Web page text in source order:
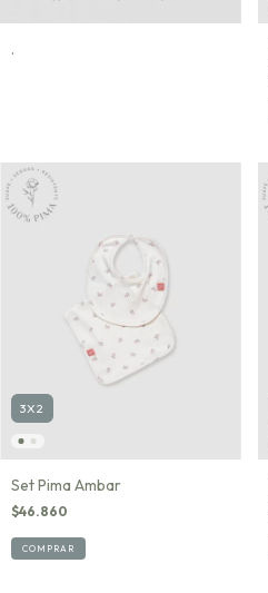
.
3X2
Set Pima Ambar
$46.860
COMPRAR